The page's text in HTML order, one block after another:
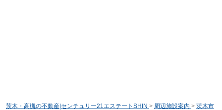
茨木・高槻の不動産|センチュリー21エステートSHIN > 周辺施設案内 > 茨木市